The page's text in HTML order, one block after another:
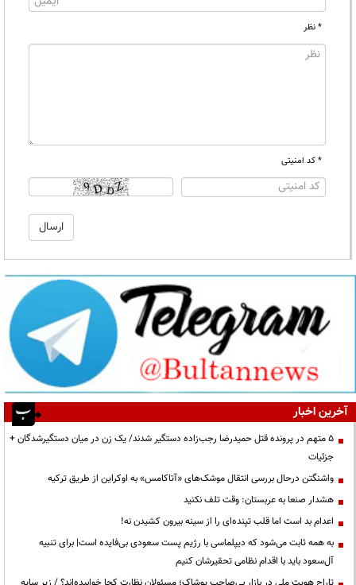
* نظر
* کد امنیتی
آخرین اخبار
۵ متهم در پرونده قتل حمیدرضا رجب‌زاده دستگیر شدند/ یک زن در میان دستگیرشدگان +
جزئیات
واشنگتن درحال بررسی انتقال موشک‌های «آتاکامس» به اوکراین از طریق ترکیه
هشدار صنعا به عربستان: وقت تلف نکنید
اعدام بد است اما قلب تپنده‌ای را از سینه بیرون کشیدن نه!
به همه ثابت می‌شود که دیپلماسی با رژیم پست سعودی بی‌فایده است| برای تنبیه
آل‌سعود باید با اقدام نظامی تحقیرشان کنیم